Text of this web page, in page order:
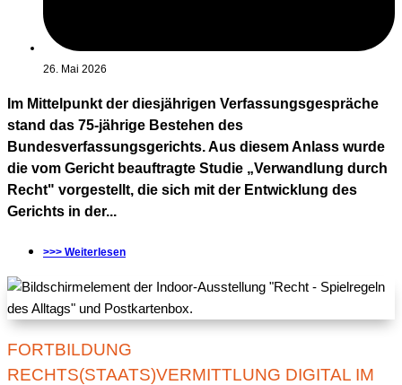
26. Mai 2026
Im Mittelpunkt der diesjährigen Verfassungsgespräche
stand das 75-jährige Bestehen des
Bundesverfassungsgerichts. Aus diesem Anlass wurde
die vom Gericht beauftragte Studie „Verwandlung durch
Recht" vorgestellt, die sich mit der Entwicklung des
Gerichts in der...
>>> Weiterlesen
FORTBILDUNG
RECHTS(STAATS)VERMITTLUNG DIGITAL IM